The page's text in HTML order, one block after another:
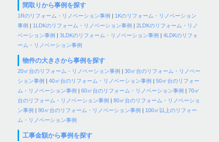
間取りから事例を探す
1Rのリフォーム・リノベーション事例 | 1Kのリフォーム・リノベーション
事例 | 1LDKのリフォーム・リノベーション事例 |2LDKのリフォーム・リノ
ベーション事例 |3LDKのリフォーム・リノベーション事例 |4LDKのリフォ
ーム・リノベーション事例
物件の大きさから事例を探す
20㎡台のリフォーム・リノベーション事例 |30㎡台のリフォーム・リノベー
ション事例 |40㎡台のリフォーム・リノベーション事例 |50㎡台のリフォー
ム・リノベーション事例 |60㎡台のリフォーム・リノベーション事例 |70㎡
台のリフォーム・リノベーション事例 |80㎡台のリフォーム・リノベーショ
ン事例 |90㎡台のリフォーム・リノベーション事例 | 100㎡以上のリフォー
ム・リノベーション事例
工事金額から事例を探す